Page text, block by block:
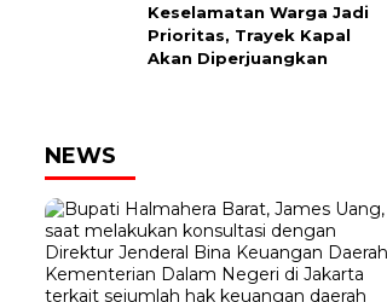
Keselamatan Warga Jadi
Prioritas, Trayek Kapal
Akan Diperjuangkan
NEWS